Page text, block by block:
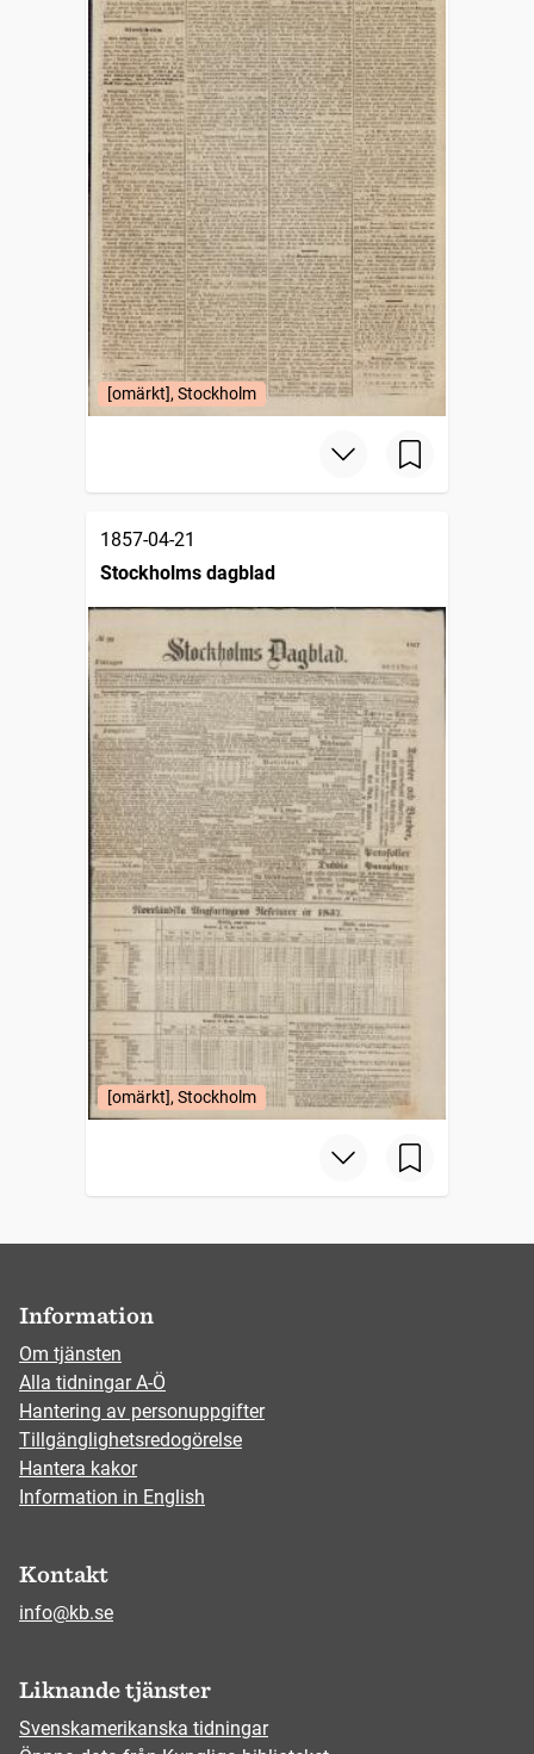
[omärkt], Stockholm
1857-04-21
Stockholms dagblad
[omärkt], Stockholm
Information
Om tjänsten
Alla tidningar A-Ö
Hantering av personuppgifter
Tillgänglighetsredogörelse
Hantera kakor
Information in English
Kontakt
info@kb.se
Liknande tjänster
Svenskamerikanska tidningar